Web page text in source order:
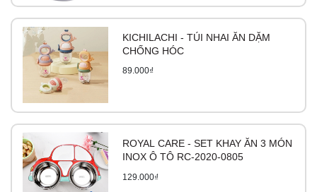
KICHILACHI - TÚI NHAI ĂN DẶM
CHỐNG HÓC
89.000₫
ROYAL CARE - SET KHAY ĂN 3 MÓN
INOX Ô TÔ RC-2020-0805
129.000₫